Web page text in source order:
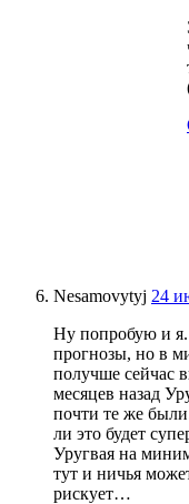
Nesamovytyj 24
Ну попробую и я.
прогнозы, но в
получше сейчас
месяцев назад
почти те же
ли это будет
Уругвая на
тут и ничья
рискует…